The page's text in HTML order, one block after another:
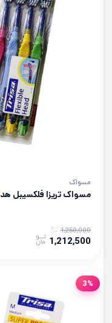
مسواک
مسواک تریزا فلکسیبل هد ۴عددی با برس متوسط
1,250,000
1,212,500
3%